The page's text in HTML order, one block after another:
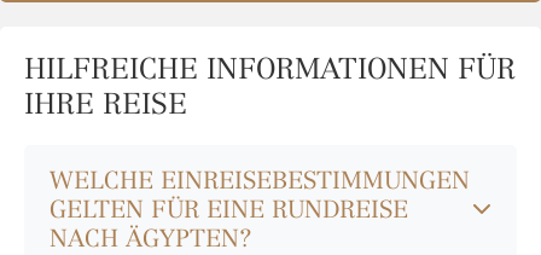
Flair
Idealer Rückzugsort nach Besuchen am Gizeh-Plateau
HILFREICHE INFORMATIONEN FÜR
IHRE REISE
WELCHE EINREISEBESTIMMUNGEN
GELTEN FÜR EINE RUNDREISE
NACH ÄGYPTEN?